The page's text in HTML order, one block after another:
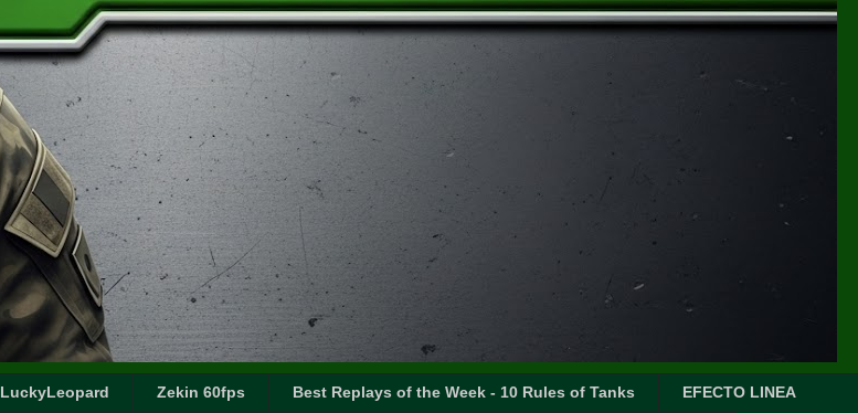
LuckyLeopard Zekin 60fps Best Replays of the Week - 10 Rules of Tanks EFECTO LINEA